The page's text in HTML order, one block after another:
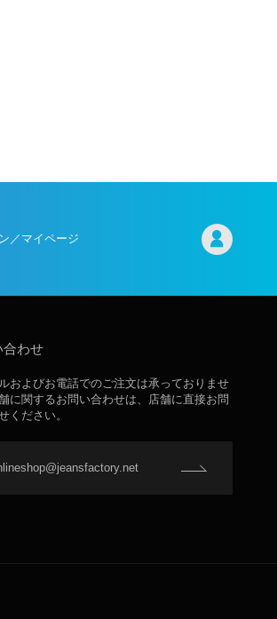
／マイページ
合わせ
およびお電話でのご注文は承っておりませ
に関するお問い合わせは、店舗に直接お問
ください。